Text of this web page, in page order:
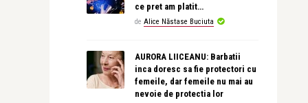
ce pret am platit…
de Alice Năstase Buciuta
AURORA LIICEANU: Barbatii
inca doresc sa fie protectori cu
femeile, dar femeile nu mai au
nevoie de protectia lor